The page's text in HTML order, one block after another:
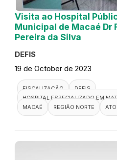
Visita ao Hospital
Municipal de Macaé Dr
Pereira da Silva
DEFIS
19 de October de 2023
FISCALIZAÇÃO
DEFIS
HOSPITAL ESPECIALIZADO EM
MACAÉ
REGIÃO NORTE